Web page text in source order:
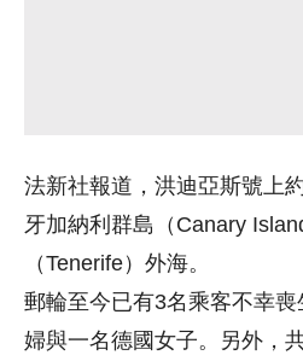
法新社報道，洪迪亞斯號上
牙加納利群島（Canary
（Tenerife）外海。
郵輪至今已有3名乘客不幸
婦與一名德國女子。另外，